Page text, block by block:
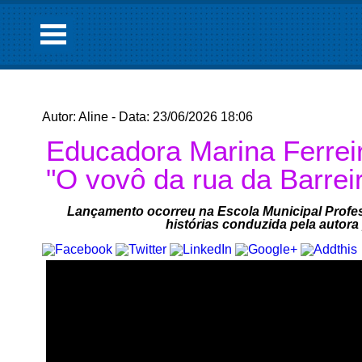
Autor: Aline - Data: 23/06/2026 18:06
Educadora Marina
"O vovô da rua da
Lançamento ocorreu na Escola Municipal
histórias conduzida pela